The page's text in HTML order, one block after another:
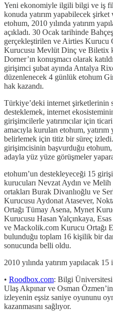
Yeni ekonomiyle ilgili bilgi ve iş
konuda yatırım yapabilecek
etohum, 2010 yılında yatırım
açıkladı. 30 Ocak tarihinde
gerçekleştirilen ve Airties Kurucu
Kurucusu Mevlüt Dinç ve Biletix
Dorner’ın konuşmacı olarak
girişimci şubat ayında Antalya
düzenlenecek 4 günlük etohum
hak kazandı.
Türkiye’deki internet şirketlerinin
desteklemek, internet
girişimcilerle yatırımcılar için
amacıyla kurulan etohum,
belirlemek için titiz bir süreç
girişimcisinin başvurduğu
adayla yüz yüze görüşmeler
etohum’un destekleyeceği 15
kurucuları Nevzat Aydın ve
ortakları Burak Divanlıoğlu ve
Kurucusu Aydonat Atasever,
Ortağı Tümay Asena, Mynet
Kurucusu Hasan Yalçınkaya,
ve Mackolik.com Kurucu Ortağı
bulunduğu toplam 16 kişilik bir
sonucunda belli oldu.
2010 yılında yatırım yapılacak
• Roodbox.com: Bilgi Üniversitesi
Ulaş Akpınar ve Osman
izleyenin eşsiz saniye oyununu
kazanmasını sağlıyor.